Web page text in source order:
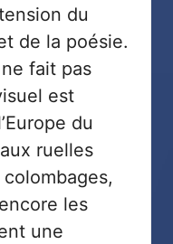
du
de la poésie.
ne fait pas
est
du
ruelles
les
une